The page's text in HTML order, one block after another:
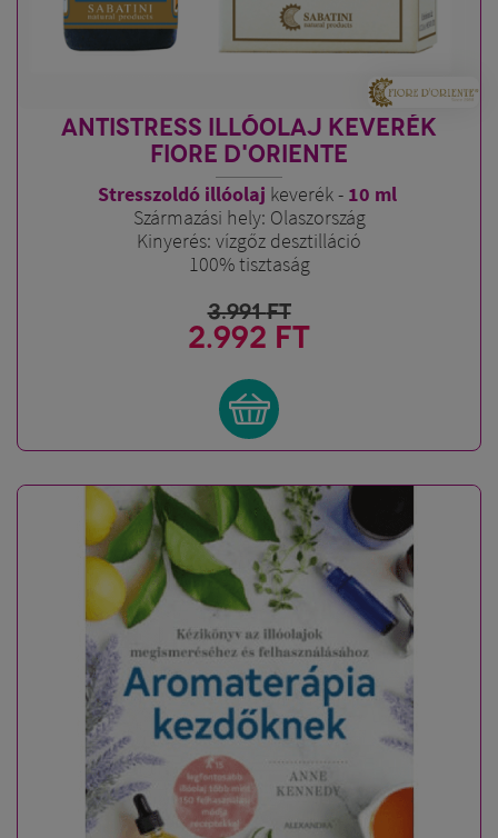
ANTISTRESS ILLÓOLAJ KEVERÉK
FIORE D'ORIENTE
Stresszoldó illóolaj keverék - 10 ml
Származási hely: Olaszország
Kinyerés: vízgőz desztilláció
100% tisztaság
3.991FT
2.992 FT